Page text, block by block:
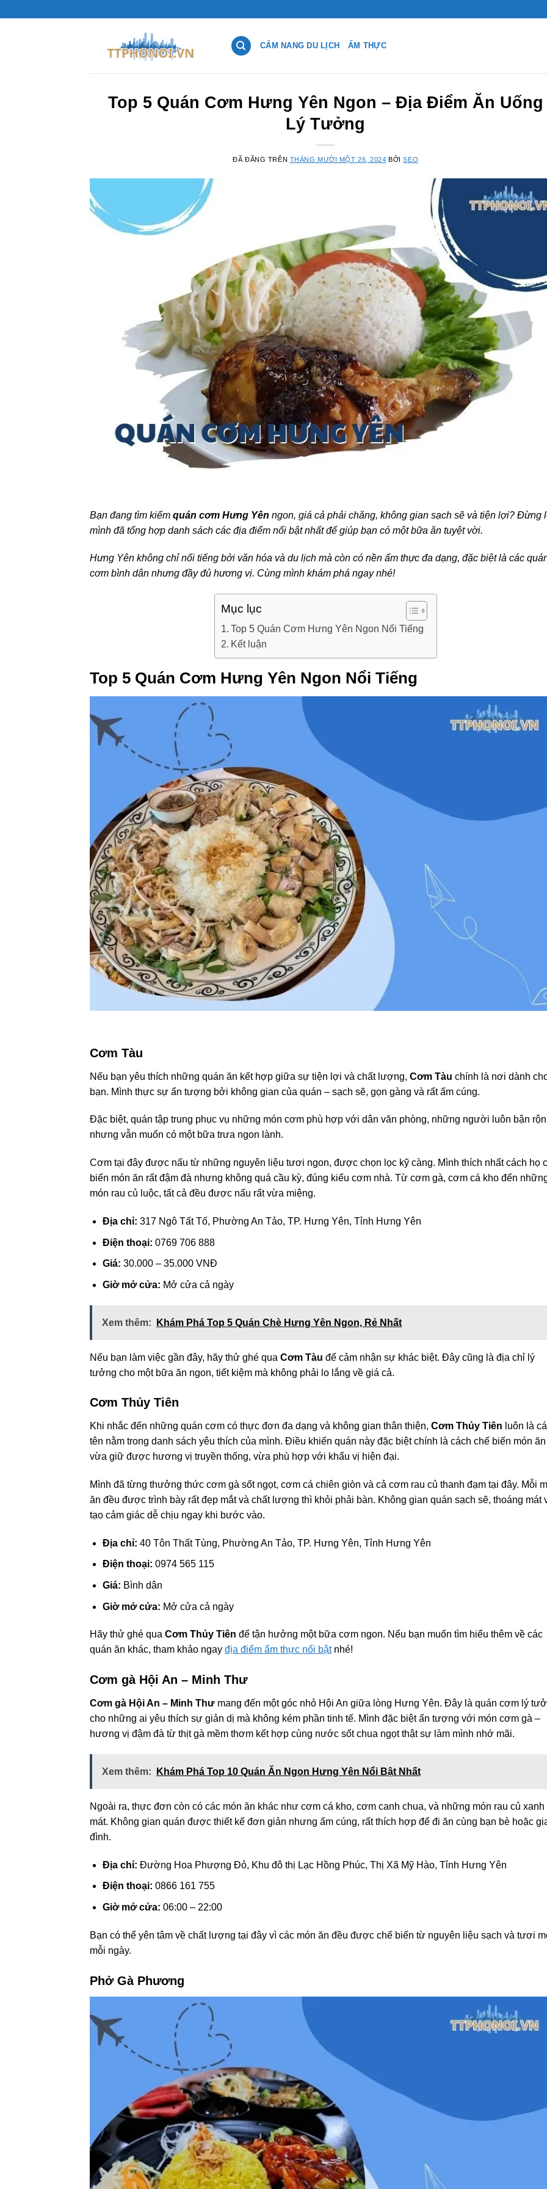
CẨM NANG DU LỊCH ẨM THỰC
Top 5 Quán Cơm Hưng Yên Ngon – Địa Điểm Ăn Uống
Lý Tưởng
ĐÃ ĐĂNG TRÊN THÁNG MƯỜI MỘT 26, 2024 BỞISEO
Bạn đang tìm kiếm quán cơm Hưng Yên ngon, giá cả phải chăng, không gian sạch sẽ và tiện lợi? Đừng
mình đã tổng hợp danh sách các địa điểm nổi bật nhất để giúp bạn có một bữa ăn tuyệt vời.
Hưng Yên không chỉ nổi tiếng bởi văn hóa và du lịch mà còn có nền ẩm thực đa dạng, đặc biệt là các
cơm bình dân nhưng đầy đủ hương vị. Cùng mình khám phá ngay nhé!
Mục lục
Top 5 Quán Cơm Hưng Yên Ngon Nổi Tiếng
Kết luận
Top 5 Quán Cơm Hưng Yên Ngon Nổi Tiếng
Cơm Tàu
Nếu bạn yêu thích những quán ăn kết hợp giữa sự tiện lợi và chất lượng, Cơm Tàu chính là nơi dành
bạn. Mình thực sự ấn tượng bởi không gian của quán – sạch sẽ, gọn gàng và rất ấm cúng.
Đặc biệt, quán tập trung phục vụ những món cơm phù hợp với dân văn phòng, những người luôn bận rộn
nhưng vẫn muốn có một bữa trưa ngon lành.
Cơm tại đây được nấu từ những nguyên liệu tươi ngon, được chọn lọc kỹ càng. Mình thích nhất cách họ
biến món ăn rất đậm đà nhưng không quá cầu kỳ, đúng kiểu cơm nhà. Từ cơm gà, cơm cá kho đến
món rau củ luộc, tất cả đều được nấu rất vừa miệng.
Địa chỉ: 317 Ngô Tất Tố, Phường An Tảo, TP. Hưng Yên, Tỉnh Hưng Yên
Điện thoại: 0769 706 888
Giá: 30.000 – 35.000 VNĐ
Giờ mở cửa: Mở cửa cả ngày
Xem thêm: Khám Phá Top 5 Quán Chè Hưng Yên Ngon, Rẻ Nhất
Nếu bạn làm việc gần đây, hãy thử ghé qua Cơm Tàu để cảm nhận sự khác biệt. Đây cũng là địa chỉ lý
tưởng cho một bữa ăn ngon, tiết kiệm mà không phải lo lắng về giá cả.
Cơm Thủy Tiên
Khi nhắc đến những quán cơm có thực đơn đa dạng và không gian thân thiện, Cơm Thủy Tiên luôn là
tên nằm trong danh sách yêu thích của mình. Điều khiến quán này đặc biệt chính là cách chế biến món ăn
vừa giữ được hương vị truyền thống, vừa phù hợp với khẩu vị hiện đại.
Mình đã từng thưởng thức cơm gà sốt ngọt, cơm cá chiên giòn và cả cơm rau củ thanh đạm tại đây. Mỗi
ăn đều được trình bày rất đẹp mắt và chất lượng thì khỏi phải bàn. Không gian quán sạch sẽ, thoáng mát
tạo cảm giác dễ chịu ngay khi bước vào.
Địa chỉ: 40 Tôn Thất Tùng, Phường An Tảo, TP. Hưng Yên, Tỉnh Hưng Yên
Điện thoại: 0974 565 115
Giá: Bình dân
Giờ mở cửa: Mở cửa cả ngày
Hãy thử ghé qua Cơm Thủy Tiên để tận hưởng một bữa cơm ngon. Nếu bạn muốn tìm hiểu thêm về các
quán ăn khác, tham khảo ngay địa điểm ẩm thực nổi bậtnhé!
Cơm gà Hội An – Minh Thư
Cơm gà Hội An – Minh Thư mang đến một góc nhỏ Hội An giữa lòng Hưng Yên. Đây là quán cơm lý
cho những ai yêu thích sự giản dị mà không kém phần tinh tế. Mình đặc biệt ấn tượng với món cơm gà –
hương vị đậm đà từ thịt gà mềm thơm kết hợp cùng nước sốt chua ngọt thật sự làm mình nhớ mãi.
Xem thêm: Khám Phá Top 10 Quán Ăn Ngon Hưng Yên Nổi Bật Nhất
Ngoài ra, thực đơn còn có các món ăn khác như cơm cá kho, cơm canh chua, và những món rau củ xanh
mát. Không gian quán được thiết kế đơn giản nhưng ấm cúng, rất thích hợp để đi ăn cùng bạn bè hoặc
đình.
Địa chỉ: Đường Hoa Phượng Đỏ, Khu đô thị Lạc Hồng Phúc, Thị Xã Mỹ Hào, Tỉnh Hưng Yên
Điện thoại: 0866 161 755
Giờ mở cửa: 06:00 – 22:00
Bạn có thể yên tâm về chất lượng tại đây vì các món ăn đều được chế biến từ nguyên liệu sạch và tươi
mỗi ngày.
Phở Gà Phương